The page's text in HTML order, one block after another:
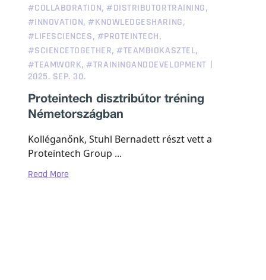
#COLLABORATION, #DISTRIBUTORTRAINING,
#INNOVATION, #KNOWLEDGESHARING,
#LIFESCIENCES, #PROTEINTECH,
#SCIENCETOGETHER, #TEAMBIOKASZTEL,
#TEAMWORK, #TRAININGANDDEVELOPMENT
2025. SEP. 30.
Proteintech disztribútor tréning
Németországban
Kolléganőnk, Stuhl Bernadett részt vett a
Proteintech Group ...
Read More